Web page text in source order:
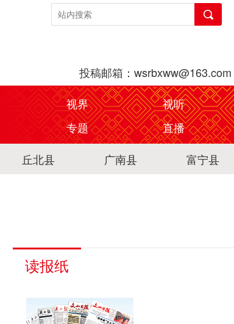
投稿邮箱：wsrbxww@163.com
视界
视听
专题
直播
丘北县 广南县 富宁县
读报纸